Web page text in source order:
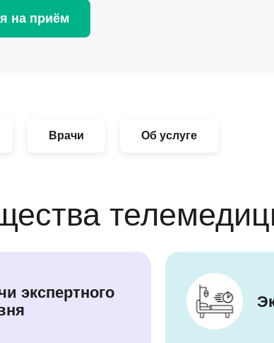
на приём
Врачи Об услуге
экспертного